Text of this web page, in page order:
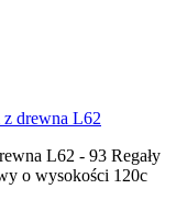
drewna L62